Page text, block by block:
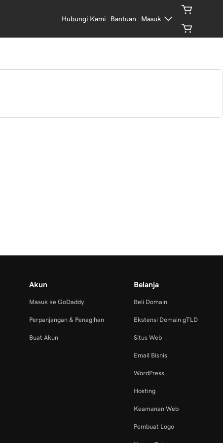
Hubungi Kami Bantuan Masuk
Akun
Masuk ke GoDaddy
Perpanjangan & Penagihan
Buat Akun
Belanja
Beli Domain
Ekstensi Domain gTLD
Situs Web
Email Bisnis
WordPress
Hosting
Keamanan Web
Pembuat Logo